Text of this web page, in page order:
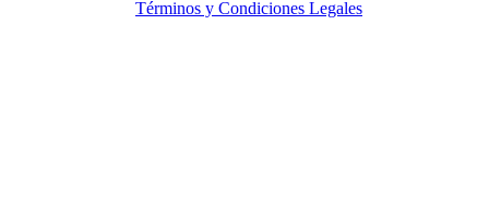
Términos y Condiciones Legales